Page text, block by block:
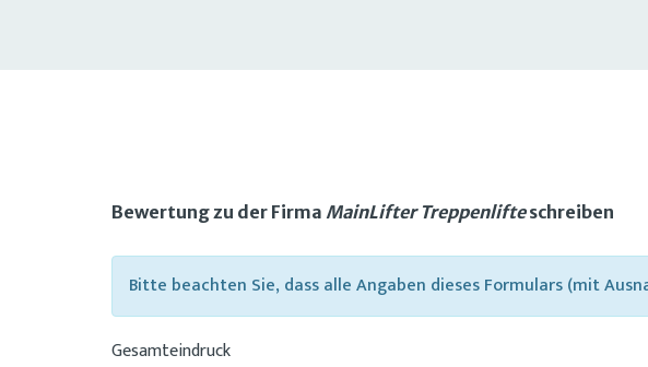
Bewertung zu der Firma MainLifter Treppenlifteschreiben
Bitte beachten Sie, dass alle Angaben dieses Formulars (mit
Gesamteindruck